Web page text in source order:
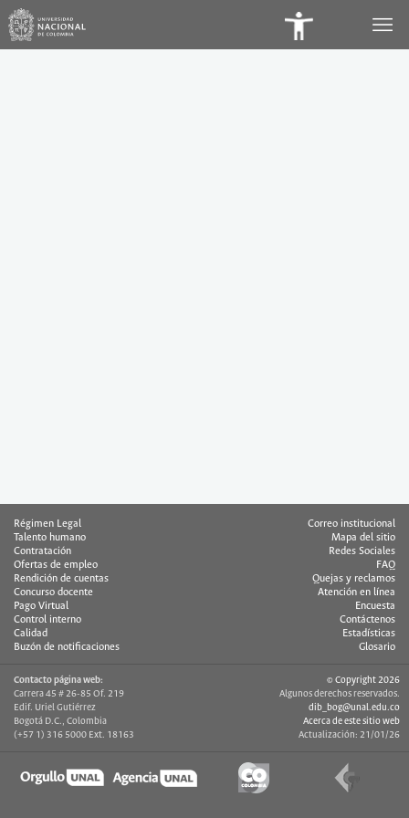
Régimen Legal
Talento humano
Contratación
Ofertas de empleo
Rendición de cuentas
Concurso docente
Pago Virtual
Control interno
Calidad
Buzón de notificaciones
Correo institucional
Mapa del sitio
Redes Sociales
FAQ
Quejas y reclamos
Atención en línea
Encuesta
Contáctenos
Estadísticas
Glosario
Contacto página web:
Carrera 45 # 26-85 Of. 219
Edif. Uriel Gutiérrez
Bogotá D.C., Colombia
(+57 1) 316 5000 Ext. 18163
© Copyright 2026
Algunos derechos reservados.
dib_bog@unal.edu.co
Acerca de este sitio web
Actualización: 21/01/26